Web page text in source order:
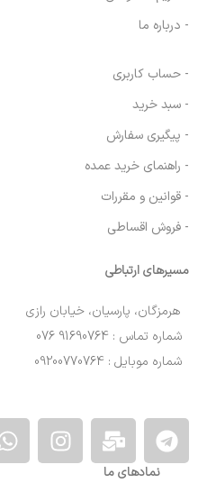
- درباره ما
- حساب کاربری
- سبد خرید
- پیگیری سفارش
- راهنمای خرید عمده
- قوانین و مقررات
- فروش اقساطی
مسیرهای ارتباطی
هرمزگان، پارسیان، خیابان رازی
شماره تماس : 91690764 076
شماره موبایل : 09200770764
نمادهای ما